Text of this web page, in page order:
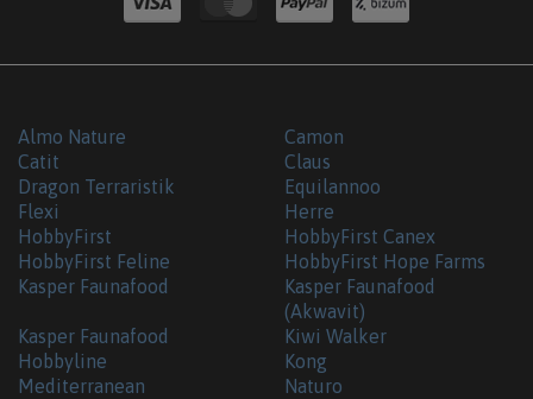
Almo Nature
Camon
Catit
Claus
Dragon Terraristik
Equilannoo
Flexi
Herre
HobbyFirst
HobbyFirst Canex
HobbyFirst Feline
HobbyFirst Hope Farms
Kasper Faunafood
Kasper Faunafood
(Akwavit)
Kasper Faunafood
Hobbyline
Kiwi Walker
Kong
Mediterranean
Naturo